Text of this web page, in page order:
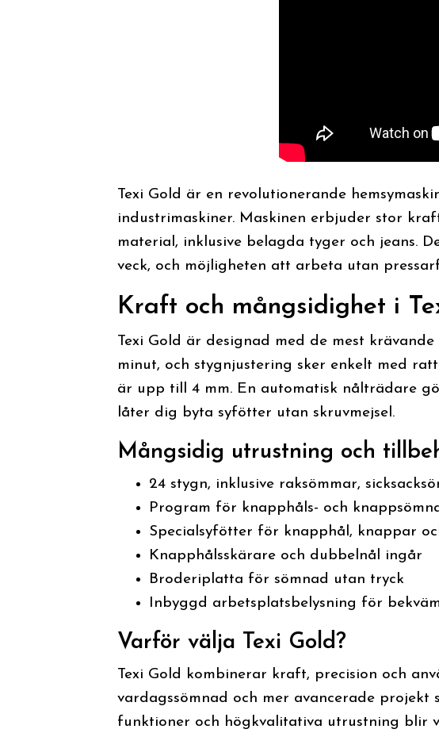
Texi Gold är en revolutionerande
industrimaskiner. Maskinen erbjuder stor
material, inklusive belagda tyger och jeans.
veck, och möjligheten att arbeta utan
Kraft och mångsidighet i
Texi Gold är designad med de mest
minut, och stygnjustering sker enkelt med
är upp till 4 mm. En automatisk nålträdare
låter dig byta syfötter utan skruvmejsel.
Mångsidig utrustning och
24 stygn, inklusive raksömmar,
Program för knapphåls- och
Specialsyfötter för knapphål, knappar
Knapphålsskärare och dubbelnål ingår
Broderiplatta för sömnad utan tryck
Inbyggd arbetsplatsbelysning för
Varför välja Texi Gold?
Texi Gold kombinerar kraft, precision och
vardagssömnad och mer avancerade projekt
funktioner och högkvalitativa utrustning blir